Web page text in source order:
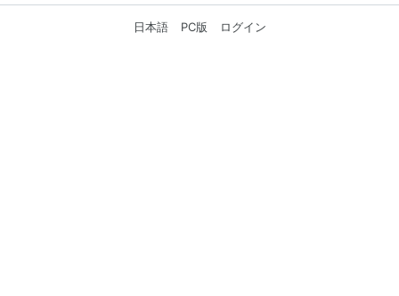
日本語 PC版 ログイン